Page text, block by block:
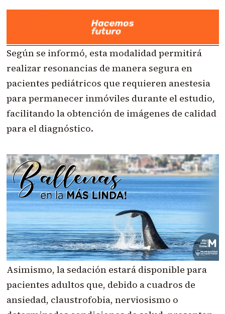
Según se informó, esta modalidad permitirá
realizar resonancias de manera segura en
pacientes pediátricos que requieren anestesia
para permanecer inmóviles durante el estudio,
facilitando la obtención de imágenes de calidad
para el diagnóstico.
Asimismo, la sedación estará disponible para
pacientes adultos que, debido a cuadros de
ansiedad, claustrofobia, nerviosismo o